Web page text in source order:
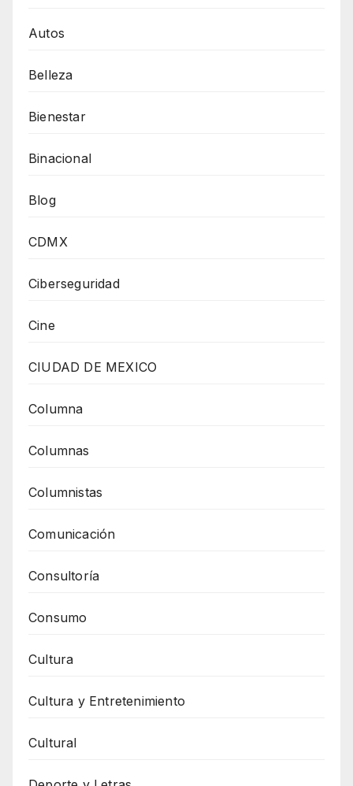
Autos
Belleza
Bienestar
Binacional
Blog
CDMX
Ciberseguridad
Cine
CIUDAD DE MEXICO
Columna
Columnas
Columnistas
Comunicación
Consultoría
Consumo
Cultura
Cultura y Entretenimiento
Cultural